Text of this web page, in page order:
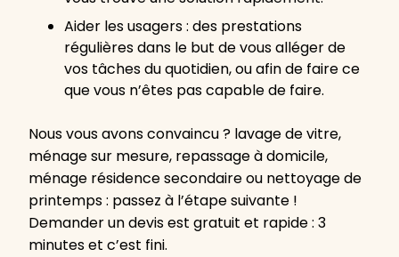
Aider les usagers : des prestations
régulières dans le but de vous alléger de
vos tâches du quotidien, ou afin de faire ce
que vous n’êtes pas capable de faire.
Nous vous avons convaincu ? lavage de vitre,
ménage sur mesure, repassage à domicile,
ménage résidence secondaire ou nettoyage de
printemps : passez à l’étape suivante !
Demander un devis est gratuit et rapide : 3
minutes et c’est fini.